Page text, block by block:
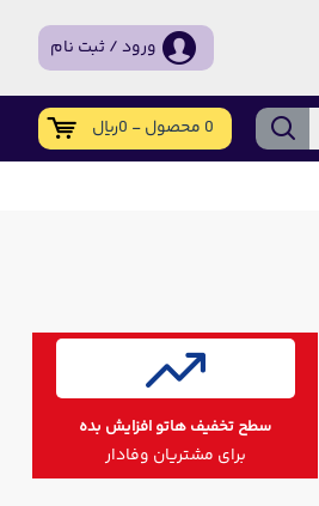
ورود / ثبت نام
0 محصول - 0ریال
سطح تخفیف هاتو افزایش بده
برای مشتریان وفادار